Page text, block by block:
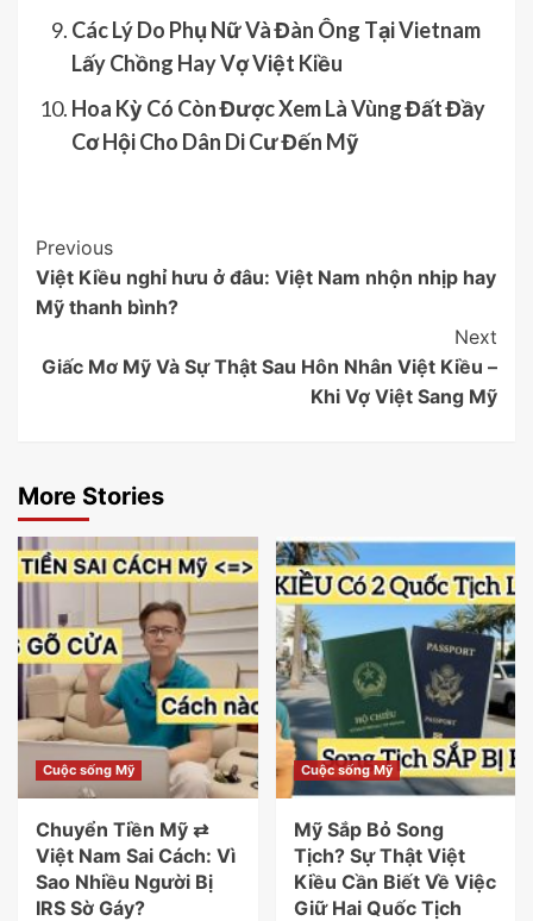
Các Lý Do Phụ Nữ Và Đàn Ông Tại Vietnam
Lấy Chồng Hay Vợ Việt Kiều
Hoa Kỳ Có Còn Được Xem Là Vùng Đất Đầy
Cơ Hội Cho Dân Di Cư Đến Mỹ
Post
Navigation
Previous
Việt Kiều nghỉ hưu ở đâu: Việt Nam nhộn nhịp hay
Mỹ thanh bình?
Next
Giấc Mơ Mỹ Và Sự Thật Sau Hôn Nhân Việt Kiều –
Khi Vợ Việt Sang Mỹ
More Stories
Cuộc sống Mỹ
Chuyển Tiền Mỹ ⇄
Việt Nam Sai Cách: Vì
Sao Nhiều Người Bị
IRS Sờ Gáy?
Cuộc sống Mỹ
Mỹ Sắp Bỏ Song
Tịch? Sự Thật Việt
Kiều Cần Biết Về Việc
Giữ Hai Quốc Tịch